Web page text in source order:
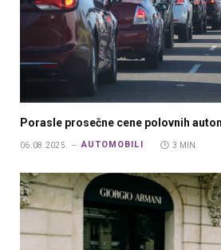
Porasle prosečne cene polovnih
06.08.2025. AUTOMOBILI 3 MIN.